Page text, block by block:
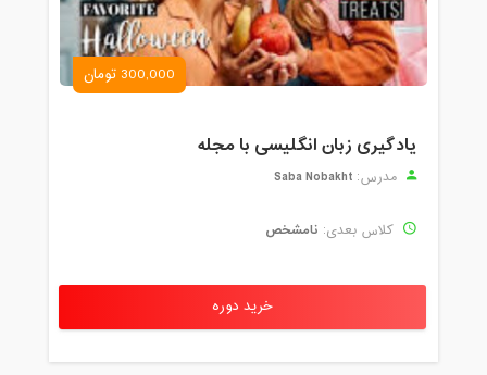
300,000 تومان
یادگیری زبان انگلیسی با مجله
مدرس: Saba Nobakht
کلاس بعدی: نامشخص
خرید دوره